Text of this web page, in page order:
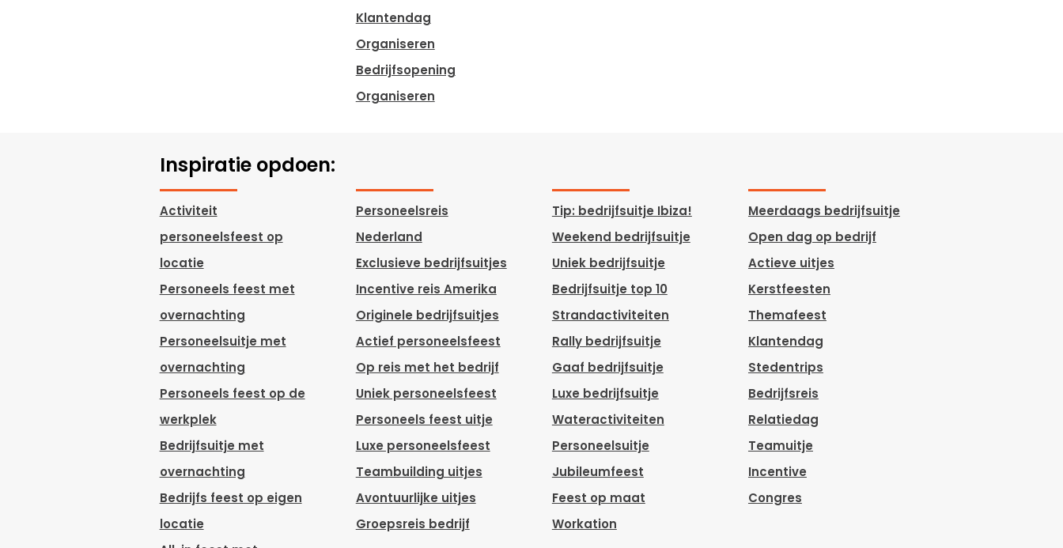
Klantendag
Organiseren
Bedrijfsopening
Organiseren
Inspiratie opdoen:
Activiteit
personeelsfeest op
locatie
Personeels feest met
overnachting
Personeelsuitje met
overnachting
Personeels feest op de
werkplek
Bedrijfsuitje met
overnachting
Bedrijfs feest op eigen
locatie
Personeelsreis
Nederland
Exclusieve bedrijfsuitjes
Incentive reis Amerika
Originele bedrijfsuitjes
Actief personeelsfeest
Op reis met het bedrijf
Uniek personeelsfeest
Personeels feest uitje
Luxe personeelsfeest
Teambuilding uitjes
Avontuurlijke uitjes
Groepsreis bedrijf
Tip: bedrijfsuitje Ibiza!
Weekend bedrijfsuitje
Uniek bedrijfsuitje
Bedrijfsuitje top 10
Strandactiviteiten
Rally bedrijfsuitje
Gaaf bedrijfsuitje
Luxe bedrijfsuitje
Wateractiviteiten
Personeelsuitje
Jubileumfeest
Feest op maat
Workation
Meerdaags bedrijfsuitje
Open dag op bedrijf
Actieve uitjes
Kerstfeesten
Themafeest
Klantendag
Stedentrips
Bedrijfsreis
Relatiedag
Teamuitje
Incentive
Congres